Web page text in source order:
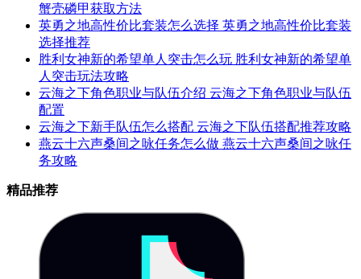
蟹壳磷甲获取方法
英勇之地高性价比套装怎么选择 英勇之地高性价比套装
选择推荐
胜利女神新的希望单人突击怎么玩 胜利女神新的希望单
人突击玩法攻略
云海之下角色职业与队伍介绍 云海之下角色职业与队伍
配置
云海之下新手队伍怎么搭配 云海之下队伍搭配推荐攻略
燕云十六声桑间之咏任务怎么做 燕云十六声桑间之咏任
务攻略
精品推荐